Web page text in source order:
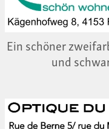
Ein schöner
und